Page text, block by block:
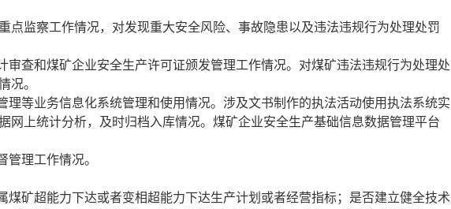
点监察工作情况，对发现重大安全风险、事故隐患以及违法违规行为处理处罚
审查和煤矿企业安全生产许可证颁发管理工作情况。对煤矿违法违规行为处理处
况。
理等业务信息化系统管理和使用情况。涉及文书制作的执法活动使用执法系统实
网上统计分析，及时归档入库情况。煤矿企业安全生产基础信息数据管理平台
理工作情况。
煤矿超能力下达或者变相超能力下达生产计划或者经营指标；是否建立健全技术